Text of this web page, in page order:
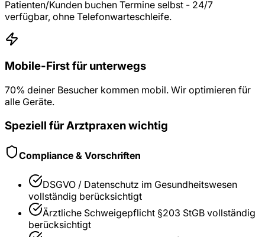
Patienten/Kunden buchen Termine selbst - 24/7
verfügbar, ohne Telefonwarteschleife.
Mobile-First für unterwegs
70% deiner Besucher kommen mobil. Wir optimieren für
alle Geräte.
Speziell fürArztpraxenwichtig
Compliance & Vorschriften
DSGVO / Datenschutz im Gesundheitswesen
vollständig berücksichtigt
Ärztliche Schweigepflicht §203 StGB vollständig
berücksichtigt